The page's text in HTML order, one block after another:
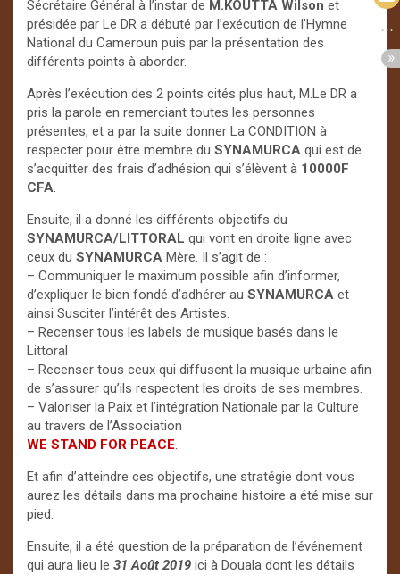
Sécrétaire Général à l’instar de M.KOUTTA Wilson et
présidée par Le DR a débuté par l’exécution de l’Hymne
National du Cameroun puis par la présentation des
différents points à aborder.
Après l’exécution des 2 points cités plus haut, M.Le DR a
pris la parole en remerciant toutes les personnes
présentes, et a par la suite donner La CONDITION à
respecter pour être membre du SYNAMURCA qui est de
s’acquitter des frais d’adhésion qui s’élèvent à 10000F
CFA.
Ensuite, il a donné les différents objectifs du
SYNAMURCA/LITTORAL qui vont en droite ligne avec
ceux du SYNAMURCA Mère. Il s’agit de :
– Communiquer le maximum possible afin d’informer,
d’expliquer le bien fondé d’adhérer au SYNAMURCA et
ainsi Susciter l’intérêt des Artistes.
– Recenser tous les labels de musique basés dans le
Littoral
– Recenser tous ceux qui diffusent la musique urbaine afin
de s’assurer qu’ils respectent les droits de ses membres.
– Valoriser la Paix et l’intégration Nationale par la Culture
au travers de l’Association
WE STAND FOR PEACE.
Et afin d’atteindre ces objectifs, une stratégie dont vous
aurez les détails dans ma prochaine histoire a été mise sur
pied.
Ensuite, il a été question de la préparation de l’événement
qui aura lieu le 31 Août 2019 ici à Douala dont les détails